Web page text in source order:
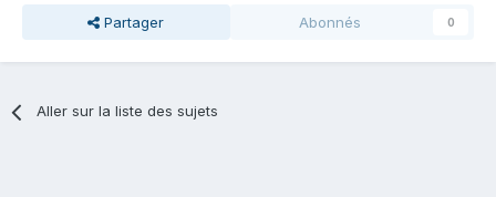
Partager Abonnés 0
Aller sur la liste des sujets